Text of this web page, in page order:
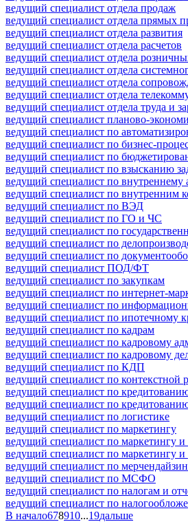
ведущий специалист отдела продаж
ведущий специалист отдела прямых
ведущий специалист отдела развития
ведущий специалист отдела расчетов
ведущий специалист отдела
ведущий специалист отдела
ведущий специалист отдела
ведущий специалист отдела
ведущий специалист отдела труда и
ведущий специалист планово-
ведущий специалист по
ведущий специалист по бизнес-
ведущий специалист по
ведущий специалист по взысканию
ведущий специалист по внутреннему
ведущий специалист по внутренним
ведущий специалист по ВЭД
ведущий специалист по ГО и ЧС
ведущий специалист по
ведущий специалист по
ведущий специалист по
ведущий специалист ПОД/ФТ
ведущий специалист по закупкам
ведущий специалист по интернет-
ведущий специалист по
ведущий специалист по ипотечному
ведущий специалист по кадрам
ведущий специалист по кадровому
ведущий специалист по кадровому
ведущий специалист по КДП
ведущий специалист по контекстной
ведущий специалист по
ведущий специалист по
ведущий специалист по логистике
ведущий специалист по маркетингу
ведущий специалист по маркетингу и
ведущий специалист по маркетингу и
ведущий специалист по
ведущий специалист по МСФО
ведущий специалист по налогам и
ведущий специалист по
В начало678910...19дальше